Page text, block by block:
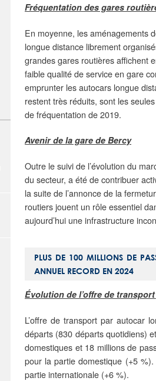
Fréquentation des gares
En moyenne, les aménagements
longue distance librement
grandes gares routières affichent
faible qualité de service en gare
emprunter les autocars longue
restent très réduits, sont les
de fréquentation de 2019.
Avenir de la gare de Bercy
Outre le suivi de l’évolution du
du secteur, a été de contribuer
la suite de l’annonce de la
routiers jouent un rôle essentiel
aujourd’hui une infrastructure
PLUS DE 100 MILLIONS DE
ANNUEL RECORD EN 2024
Évolution de l’offre de
L’offre de transport par autocar
départs (830 départs quotidiens)
domestiques et 18 millions de
pour la partie domestique (+5
partie internationale (+6 %).